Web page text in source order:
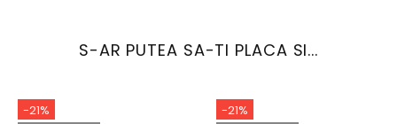
S-AR PUTEA SA-TI PLACA SI...
-21%
-21%